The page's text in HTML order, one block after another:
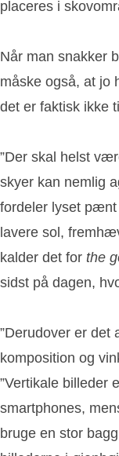
placeres i
Når man snakker
måske også, at jo
det er faktisk ikke
”Der skal helst
skyer kan nemlig
fordeler lyset pænt
lavere sol,
kalder det for the
sidst på dagen,
”Derudover er
komposition og
”Vertikale billeder
smartphones,
bruge en stor